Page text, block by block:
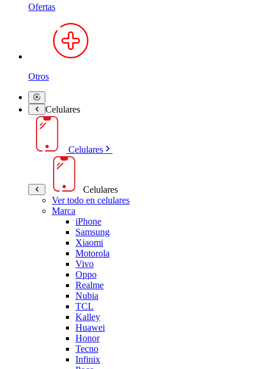
Ofertas
Otros
Celulares
Celulares
Celulares
Ver todo en celulares
Marca
iPhone
Samsung
Xiaomi
Motorola
Vivo
Oppo
Realme
Nubia
TCL
Kalley
Huawei
Honor
Tecno
Infinix